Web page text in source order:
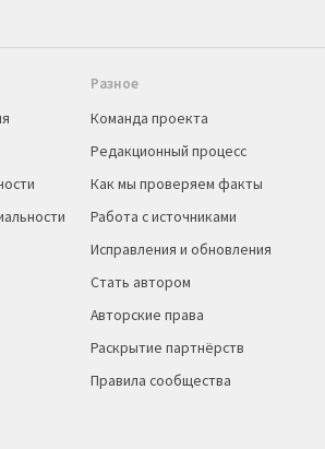
Разное
Команда проекта
Редакционный процесс
Как мы проверяем факты
Работа с источниками
Исправления и обновления
Стать автором
Авторские права
Раскрытие партнёрств
Правила сообщества